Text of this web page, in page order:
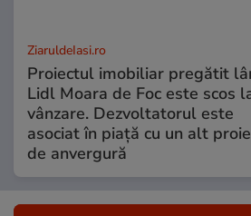
ZiaruldeIasi.ro
Proiectul imobiliar pregătit
Lidl Moara de Foc este scos
vânzare. Dezvoltatorul este
asociat în piață cu un alt
de anvergură